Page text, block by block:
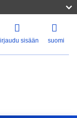
sisään suomi